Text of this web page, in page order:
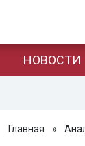
НОВОСТИ
Главная »